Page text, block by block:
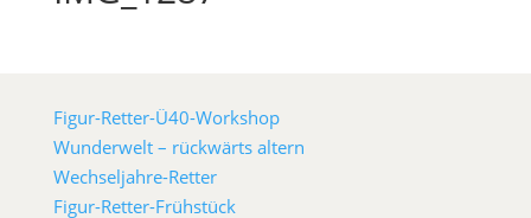
Figur-Retter-Ü40-Workshop
Wunderwelt – rückwärts altern
Wechseljahre-Retter
Figur-Retter-Frühstück